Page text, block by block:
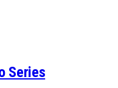
Series